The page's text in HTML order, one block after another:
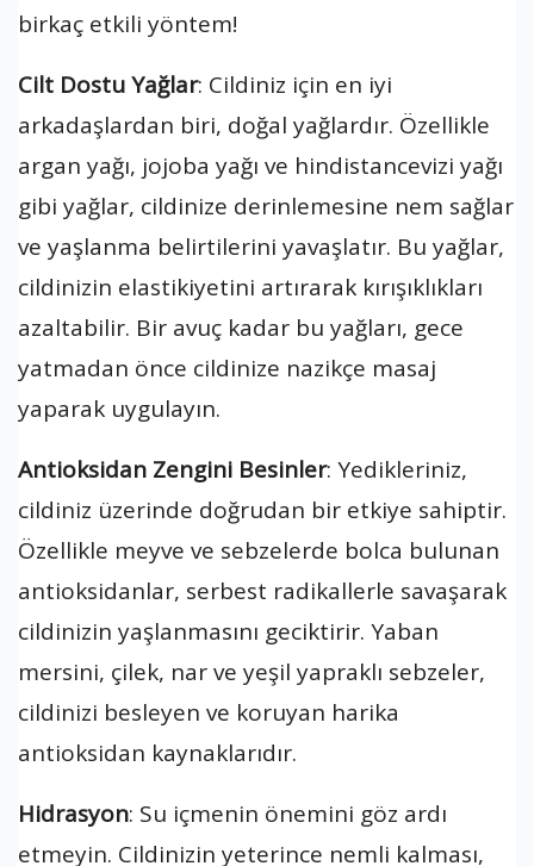
birkaç etkili yöntem!
Cilt Dostu Yağlar: Cildiniz için en iyi
arkadaşlardan biri, doğal yağlardır. Özellikle
argan yağı, jojoba yağı ve hindistancevizi yağı
gibi yağlar, cildinize derinlemesine nem sağlar
ve yaşlanma belirtilerini yavaşlatır. Bu yağlar,
cildinizin elastikiyetini artırarak kırışıklıkları
azaltabilir. Bir avuç kadar bu yağları, gece
yatmadan önce cildinize nazikçe masaj
yaparak uygulayın.
Antioksidan Zengini Besinler: Yedikleriniz,
cildiniz üzerinde doğrudan bir etkiye sahiptir.
Özellikle meyve ve sebzelerde bolca bulunan
antioksidanlar, serbest radikallerle savaşarak
cildinizin yaşlanmasını geciktirir. Yaban
mersini, çilek, nar ve yeşil yapraklı sebzeler,
cildinizi besleyen ve koruyan harika
antioksidan kaynaklarıdır.
Hidrasyon: Su içmenin önemini göz ardı
etmeyin. Cildinizin yeterince nemli kalması,